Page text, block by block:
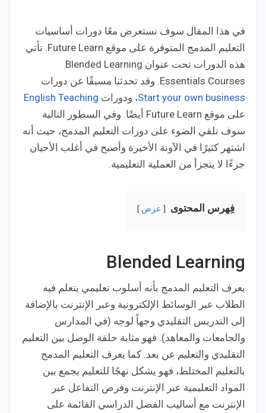
في هذا المقال سوف نستعرض معًا دورات أساسيات
التعليم المدمج المتوفرة على موقع Future Learn. تأتي
هذه الدورات تحت عنوان Blended Learning
Essentials Courses. وقد تحدثنا مسبقًا عن دورات
Start your own business، ودورات English Teaching
على موقع Future Learn أيضًا. وفي السطور التالية
سوف نلقي الضوء على دورات التعليم المدمج، حيث أنه
اشتهر كثيرًا في الآونة الأخيرة وأصبح في أغلب الأحيان
جزءًا لا يتجزأ من العملية التعليمية.
فِهرس المحتوى عرض
Blended Learning
يعرف التعليم المدمج بأنه أسلوب تعليمي يتعلم فيه
الطلاب عبر الوسائط الإلكترونية وعبر الإنترنت بالإضافة
إلى التدريس التقليدي وجهاً لوجه (في المدارس
والجامعات والمعاهد). فهو مثابة حلقة الوصل بين التعليم
التقليدي والتعليم عن بعد. كما يعرف التعليم المدمج
بالتعليم المختلط، فهو يشكل نهجًا للتعليم يجمع بين
المواد التعليمية عبر الإنترنت وفرص التفاعل عبر
الإنترنت مع أساليب الفصل الدراسي القائمة على